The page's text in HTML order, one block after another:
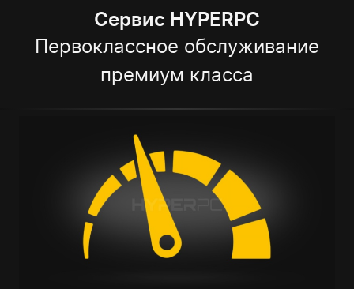
Сервис HYPERPC
Первоклассное обслуживание
премиум класса